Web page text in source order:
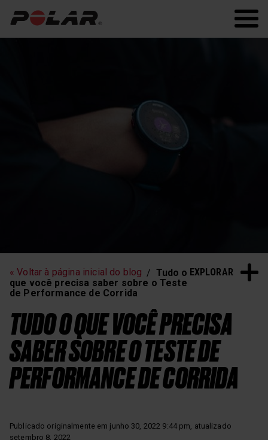
Polar Flow
EXPLORAR
« Voltar à página inicial do blog
Tudo o
que você precisa saber sobre o Teste
de Performance de Corrida
TUDO O QUE VOCÊ PRECISA
SABER SOBRE O TESTE DE
PERFORMANCE DE CORRIDA
Publicado originalmente em junho 30, 2022 9:44 pm, atualizado
setembro 8, 2022